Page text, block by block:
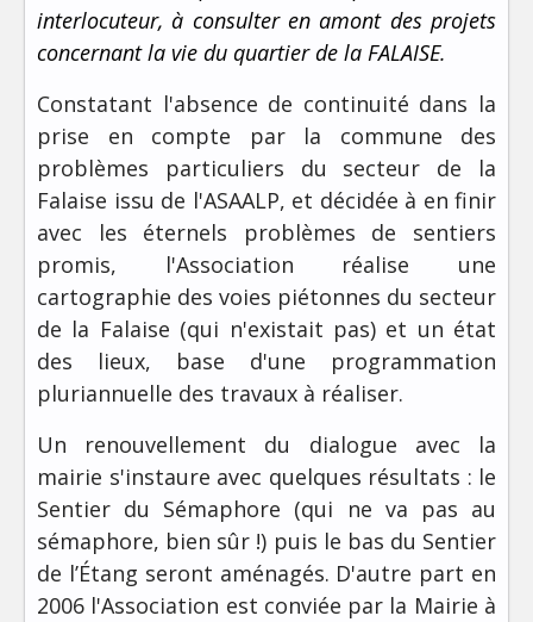
interlocuteur, à consulter en amont des projets
concernant la vie du quartier de la FALAISE.
Constatant l'absence de continuité dans la
prise en compte par la commune des
problèmes particuliers du secteur de la
Falaise issu de l'ASAALP, et décidée à en finir
avec les éternels problèmes de sentiers
promis, l'Association réalise une
cartographie des voies piétonnes du secteur
de la Falaise (qui n'existait pas) et un état
des lieux, base d'une programmation
pluriannuelle des travaux à réaliser.
Un renouvellement du dialogue avec la
mairie s'instaure avec quelques résultats : le
Sentier du Sémaphore (qui ne va pas au
sémaphore, bien sûr !) puis le bas du Sentier
de l’Étang seront aménagés. D'autre part en
2006 l'Association est conviée par la Mairie à